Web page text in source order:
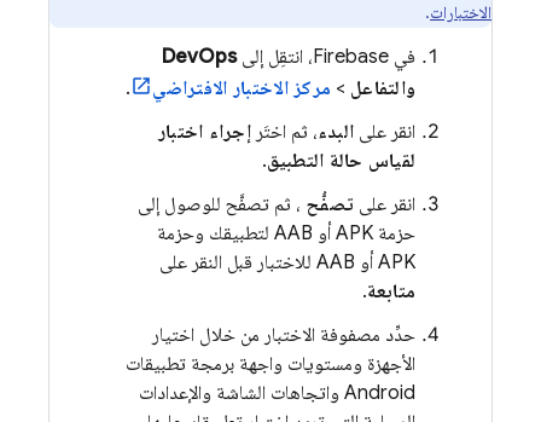
الاختبارات.
في Firebase، انتقِل إلىDevOps
والتفاعل > مركز الاختبار الافتراضي
.
انقر على البدء، ثم اختَرإجراء اختبار
لقياس حالة التطبيق.
انقر على تصفُّح ، ثم تصفَّح للوصول إلى
حزمة APK أو AAB لتطبيقك وحزمة
APK أو AAB للاختبار قبل النقر على
متابعة.
حدِّد مصفوفة الاختبار من خلال اختيار
الأجهزة ومستويات واجهة برمجة تطبيقات
Android واتجاهات الشاشة والإعدادات